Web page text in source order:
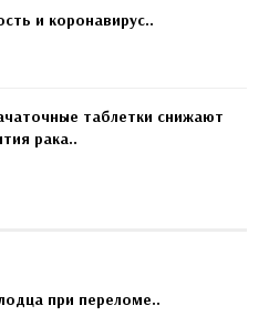
и коронавирус..
таблетки снижают
рака..
при переломе..